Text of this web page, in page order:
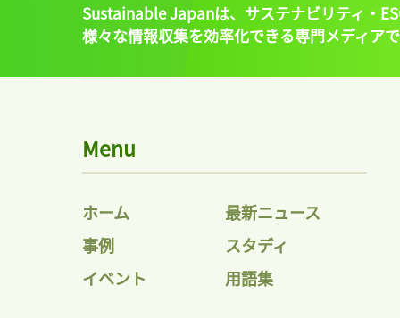
Sustainable Japanは、 サステナビリティ・
様々な情報収集を効率化できる専門メディア
Menu
ホーム
最新ニュース
事例
スタディ
イベント
用語集